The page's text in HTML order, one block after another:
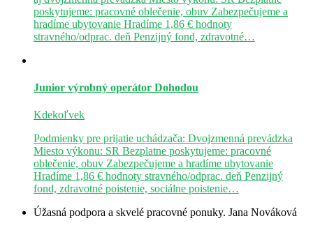
poskytujeme: pracovné oblečenie, obuv Zabezpečujeme a
hradíme ubytovanie Hradíme 1,86 € hodnoty
stravného/odprac. deň Penzijný fond, zdravotné…
Junior výrobný operátor Dohodou
Kdekoľvek
Podmienky pre prijatie uchádzača: Dvojzmenná prevádzka
Miesto výkonu: SR Bezplatne poskytujeme: pracovné
oblečenie, obuv Zabezpečujeme a hradíme ubytovanie
Hradíme 1,86 € hodnoty stravného/odprac. deň Penzijný
fond, zdravotné poistenie, sociálne poistenie…
Úžasná podpora a skvelé pracovné ponuky. Jana Nováková